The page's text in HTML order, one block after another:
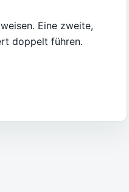
Eine zweite,
doppelt führen.